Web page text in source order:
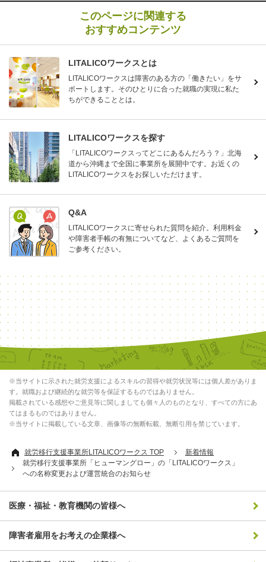
このページに関連する
おすすめコンテンツ
LITALICOワークスとは
LITALICOワークスは障害のある方の「働きたい」をサ
ポートします。そのひとりに合った就職の実現に私た
ちができることとは。
LITALICOワークスを探す
「LITALICOワークスってどこにあるんだろう？」北海
道から沖縄まで全国に事業所を展開中です。お近くの
LITALICOワークスをお探しいただけます。
Q&A
LITALICOワークスに寄せられた質問を紹介。利用料金
や障害者手帳の有無についてなど、よくあるご質問を
ご参考ください。
※当サイトに示された就労支援によるスキルの習得や就労状況等には個人差がありま
す。就職および継続的な就労等を保証するものではありません。
掲載されている感想やご意見等に関しましても個々人のものとなり、すべての方にあ
てはまるものではありません。
※当サイトに掲載している文章、画像等の無断転載、無断引用を禁じています。
就労移行支援事業所LITALICOワークス TOP
新着情報
就労移行支援事業所「ヒューマングロー」の「LITALICOワークス」
への名称変更および運営統合のお知らせ
医療・福祉・教育機関の皆様へ
障害者雇用をお考えの企業様へ